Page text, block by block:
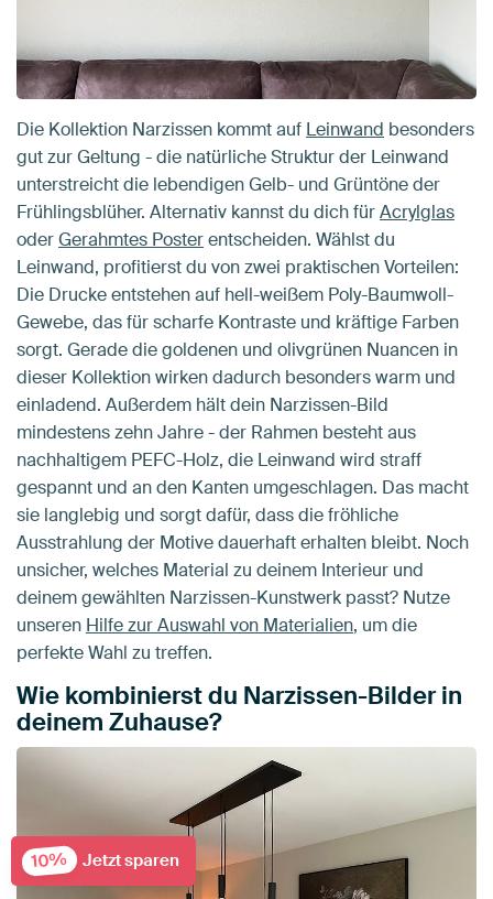
Die Kollektion Narzissen kommt auf Leinwand besonders
gut zur Geltung - die natürliche Struktur der Leinwand
unterstreicht die lebendigen Gelb- und Grüntöne der
Frühlingsblüher. Alternativ kannst du dich fürAcrylglas
oderGerahmtes Posterentscheiden. Wählst du
Leinwand, profitierst du von zwei praktischen Vorteilen:
Die Drucke entstehen auf hell-weißem Poly-Baumwoll-
Gewebe, das für scharfe Kontraste und kräftige Farben
sorgt. Gerade die goldenen und olivgrünen Nuancen in
dieser Kollektion wirken dadurch besonders warm und
einladend. Außerdem hält dein Narzissen-Bild
mindestens zehn Jahre - der Rahmen besteht aus
nachhaltigem PEFC-Holz, die Leinwand wird straff
gespannt und an den Kanten umgeschlagen. Das macht
sie langlebig und sorgt dafür, dass die fröhliche
Ausstrahlung der Motive dauerhaft erhalten bleibt. Noch
unsicher, welches Material zu deinem Interieur und
deinem gewählten Narzissen-Kunstwerk passt? Nutze
unseren Hilfe zur Auswahl von Materialien, um die
perfekte Wahl zu treffen.
Wie kombinierst du Narzissen-Bilder in
deinem Zuhause?
10% Jetzt sparen